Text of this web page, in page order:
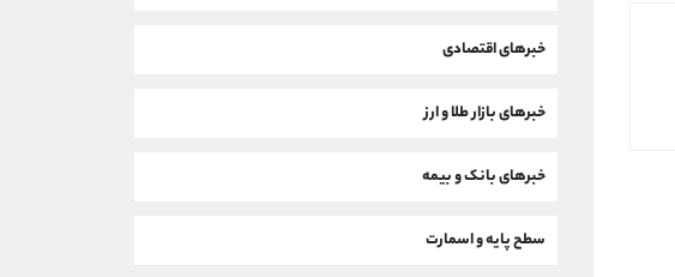
خبرهای اقتصادی
خبرهای بازار طلا و ارز
خبرهای بانک و بیمه
سطح پایه و اسمارت